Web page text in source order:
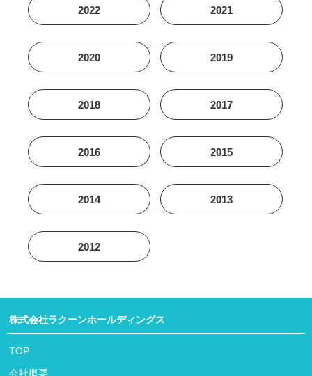
2022 2021
2020 2019
2018 2017
2016 2015
2014 2013
2012
株式会社ラクーンホールディングス
TOP
会社概要